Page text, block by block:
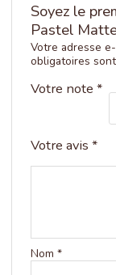
Soyez le
Pastel
Votre adresse
obligatoires
Votre note *
Votre avis *
Nom *